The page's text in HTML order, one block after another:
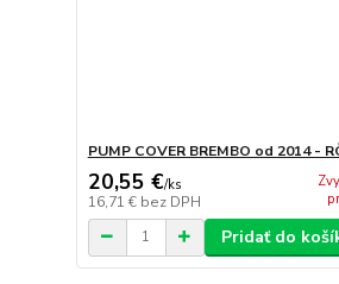
PUMP COVER BREMBO od 2014 -
20,55 €/ks
16,71 € bez DPH
Pridať do